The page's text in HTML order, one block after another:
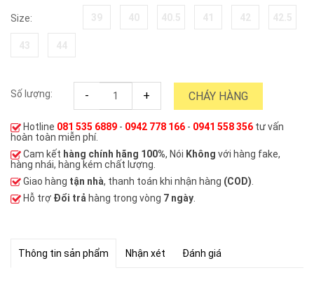
Size:
Số lượng: - + CHÁY HÀNG
Hotline 081 535 6889 - 0942 778 166 - 0941 558 356 tư vấn
hoàn toàn miễn phí.
Cam kết hàng chính hãng 100%, Nói Không với hàng fake,
hàng nhái, hàng kém chất lượng.
Giao hàng tận nhà, thanh toán khi nhận hàng (COD)
Hỗ trợ Đổi trả hàng trong vòng 7 ngày.
Thông tin sản phẩm Nhận xét Đánh giá